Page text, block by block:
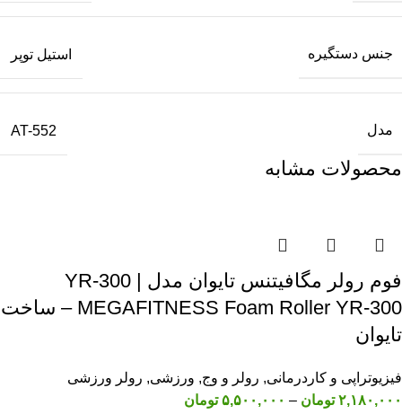
جنس دستگیره استیل توپر
مدل AT-552
محصولات مشابه
فوم رولر مگافیتنس تایوان مدل YR-300 |
MEGAFITNESS Foam Roller YR-300 – ساخت
تایوان
فیزیوتراپی و کاردرمانی, رولر و وج, ورزشی, رولر ورزشی
۲,۱۸۰,۰۰۰ تومان – ۵,۵۰۰,۰۰۰ تومان